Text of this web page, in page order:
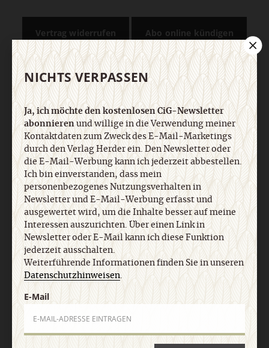
Vertrag widerrufen Abo online kündigen
Nach oben
NICHTS VERPASSEN
Ja, ich möchte den kostenlosen CiG-Newsletter
abonnierenund willige in die Verwendung meiner
Kontaktdaten zum Zweck des E-Mail-Marketings
durch den Verlag Herder ein. Den Newsletter oder
die E-Mail-Werbung kann ich jederzeit abbestellen.
Ich bin einverstanden, dass mein
personenbezogenes Nutzungsverhalten in
Newsletter und E-Mail-Werbung erfasst und
ausgewertet wird, um die Inhalte besser auf meine
Interessen auszurichten. Über einen Link in
Newsletter oder E-Mail kann ich diese Funktion
jederzeit ausschalten.
Weiterführende Informationen finden Sie in unseren
Datenschutzhinweisen.
E-Mail